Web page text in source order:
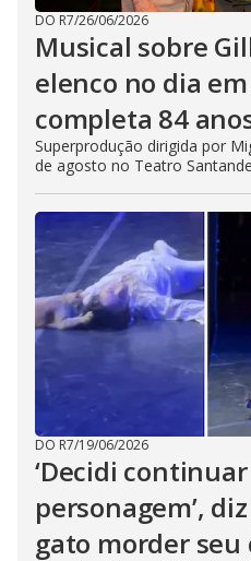
DO R7/26/06/2026
Musical sobre
elenco no dia
completa 84
Superprodução dirigida por
de agosto no Teatro
DO R7/19/06/2026
‘Decidi
personagem’,
gato morder seu